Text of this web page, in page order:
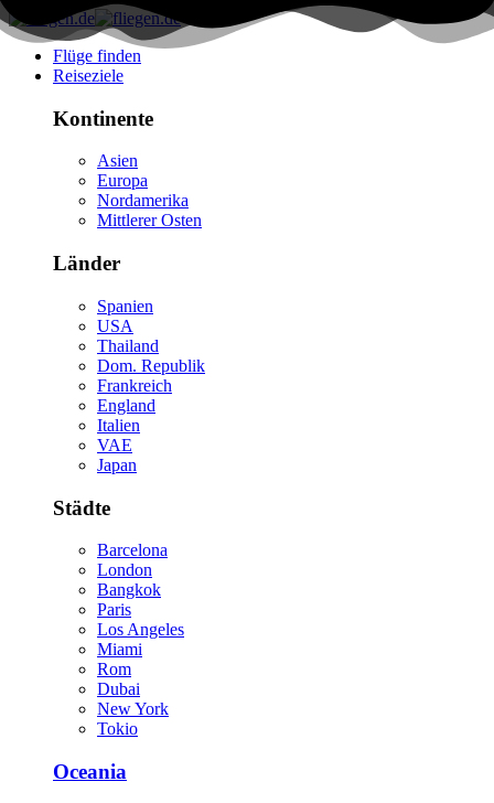
Flüge finden
Reiseziele
Kontinente
Asien
Europa
Nordamerika
Mittlerer Osten
Länder
Spanien
USA
Thailand
Dom. Republik
Frankreich
England
Italien
VAE
Japan
Städte
Barcelona
London
Bangkok
Paris
Los Angeles
Miami
Rom
Dubai
New York
Tokio
Oceania